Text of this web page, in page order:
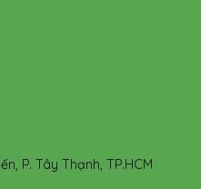
P. Tây Thạnh, TP.HCM